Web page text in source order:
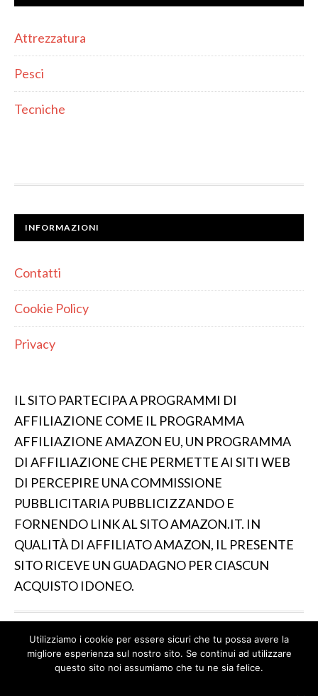
Attrezzatura
Pesci
Tecniche
INFORMAZIONI
Contatti
Cookie Policy
Privacy
IL SITO PARTECIPA A PROGRAMMI DI
AFFILIAZIONE COME IL PROGRAMMA
AFFILIAZIONE AMAZON EU, UN PROGRAMMA
DI AFFILIAZIONE CHE PERMETTE AI SITI WEB
DI PERCEPIRE UNA COMMISSIONE
PUBBLICITARIA PUBBLICIZZANDO E
FORNENDO LINK AL SITO AMAZON.IT. IN
QUALITÀ DI AFFILIATO AMAZON, IL PRESENTE
SITO RICEVE UN GUADAGNO PER CIASCUN
ACQUISTO IDONEO.
IL SITO PARTECIPA A PROGRAMMI DI AFFILIAZIONE
COME IL PROGRAMMA AFFILIAZIONE AMAZON EU, UN
PROGRAMMA DI AFFILIAZIONE CHE PERMETTE AI SITI
Utilizziamo i cookie per essere sicuri che tu possa avere la
migliore esperienza sul nostro sito. Se continui ad utilizzare
questo sito noi assumiamo che tu ne sia felice.